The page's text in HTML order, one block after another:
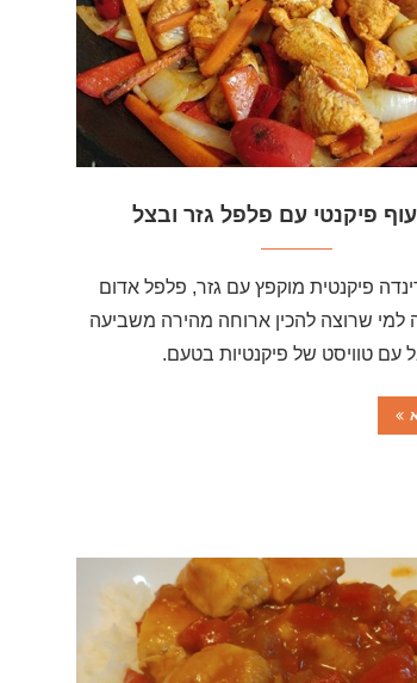
פיקנטי עם פלפל גזר ובצל
פיקנטית מוקפץ עם גזר, פלפל אדום
למי שרוצה להכין ארוחה מהירה משביעה
עם טוויסט של פיקנטיות בטעם.